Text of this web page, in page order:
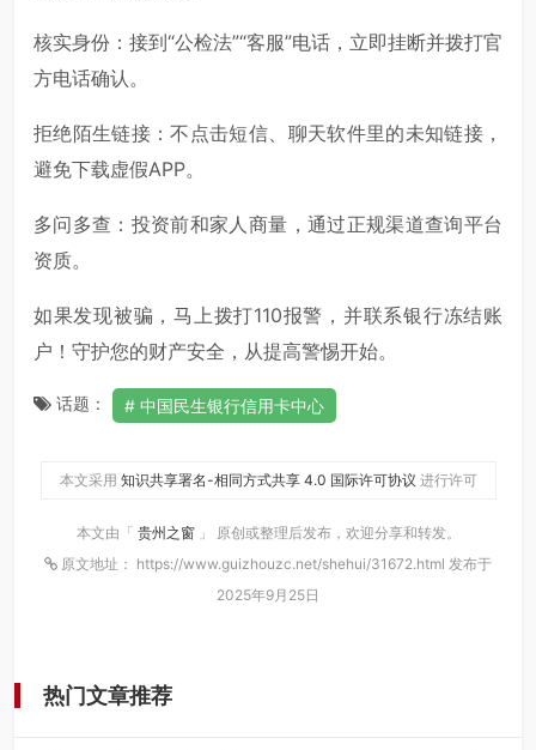
核实身份：接到“公检法”“客服”电话，立即挂断并拨打官
方电话确认。
拒绝陌生链接：不点击短信、聊天软件里的未知链接，
避免下载虚假APP。
多问多查：投资前和家人商量，通过正规渠道查询平台
资质。
如果发现被骗，马上拨打110报警，并联系银行冻结账
户！守护您的财产安全，从提高警惕开始。
话题： 中国民生银行信用卡中心
本文采用 知识共享署名-相同方式共享 4.0 国际许可协议 进行许可
本文由「 贵州之窗 」 原创或整理后发布，欢迎分享和转发。
原文地址： https://www.guizhouzc.net/shehui/31672.html 发布于
2025年9月25日
热门文章推荐